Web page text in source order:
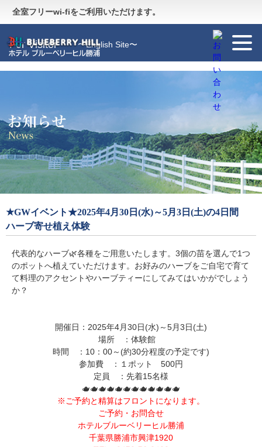
全室フリーwi-fiをご利用いただけます。
Guide 〜施設のご案内〜
For Visitor 〜English Site〜
★GWイベント★2025年4月30日(水)～5月3日(土)の4日間
ハーブ寄せ植え体験
代表的なハーブ🌿各種をご用意いたします。3個の苗を選んで1つ
のポットへ植えていただけます。お好みのハーブをご自宅で育て
て料理のアクセントやハーブティーにしてみてはいかがでしょう
か？
開催日：2025年4月30日(水)～5月3日(土)
場所 ：体験館
時間 ：10：00～(約30分程度の予定です)
参加費 ：１ポット 500円
定員 ：先着15名様
🫖🫖🫖🫖🫖🫖🫖🫖🫖🫖🫖🫖
※ご予約と精算はフロントになります。
ご予約・お問合せ
ホテルブルーベリーヒル勝浦
千葉県勝浦市興津1920